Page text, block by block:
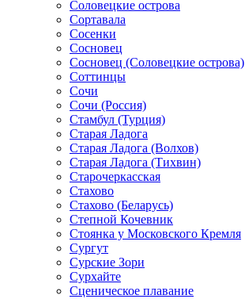
Соловецкие острова
Сортавала
Сосенки
Сосновец
Сосновец (Соловецкие острова)
Соттинцы
Сочи
Сочи (Россия)
Стамбул (Турция)
Старая Ладога
Старая Ладога (Волхов)
Старая Ладога (Тихвин)
Старочеркасская
Стахово
Стахово (Беларусь)
Степной Кочевник
Стоянка у Московского Кремля
Сургут
Сурские Зори
Сурхайте
Сценическое плавание